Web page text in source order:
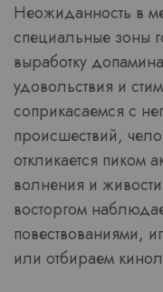
Неожиданность в
специальные зоны
выработку
удовольствия и
соприкасаемся с
происшествий,
откликается пиком
волнения и
восторгом
повествованиями,
или отбираем